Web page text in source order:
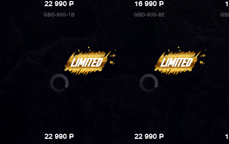
22 990P
GBD-800-1B
16 990P
GBD-800-8E
22 990P 22 990P